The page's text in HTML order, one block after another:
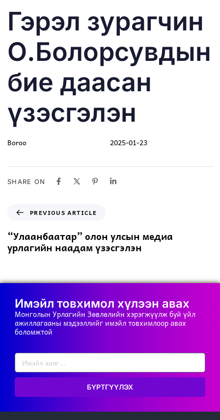
IN:
Гэрэл зурагчин
О.Болорсувдын
бие даасан
үзэсгэлэн
Boroo
on:
2025-01-23
SHARE ON
PREVIOUS ARTICLE
“Улаанбаатар” олон улсын медиа
урлагийн наадам үзэсгэлэн
Имэйл товхимол хүлээн авах
Монголын Урлагийн Зөвлөлийн хэрэгжүүлж буй үйл
ажиллагааны мэдээллийг имэйл товхимлоор авах
боломжтой
БҮРТГҮҮЛЭХ